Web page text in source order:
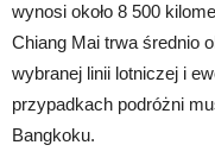
wynosi około 8 500
Chiang Mai trwa średnio
wybranej linii lotniczej i
przypadkach podróżni
Bangkoku.